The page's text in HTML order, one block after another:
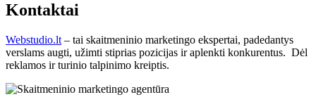
Kontaktai
Webstudio.lt – tai skaitmeninio marketingo ekspertai, padedantys
verslams augti, užimti stiprias pozicijas ir aplenkti konkurentus. Dėl
reklamos ir turinio talpinimo kreiptis.